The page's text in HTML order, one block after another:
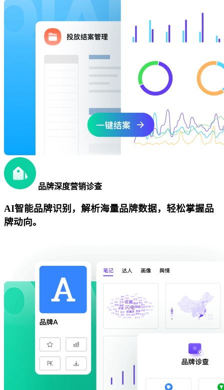
品牌深度营销诊查
AI智能品牌识别，解析海量品牌数据，轻松掌握品
牌动向。